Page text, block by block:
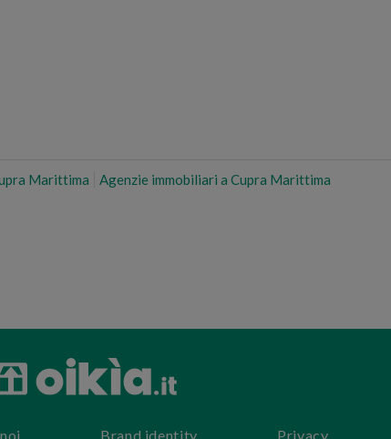
Marittima Agenzie immobiliari a Cupra Marittima
Brand identity Privacy